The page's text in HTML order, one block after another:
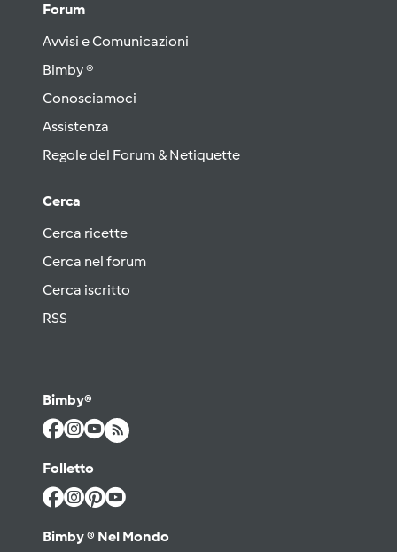
Forum
Avvisi e Comunicazioni
Bimby ®
Conosciamoci
Assistenza
Regole del Forum & Netiquette
Cerca
Cerca ricette
Cerca nel forum
Cerca iscritto
RSS
Bimby®
Folletto
Bimby ® Nel Mondo